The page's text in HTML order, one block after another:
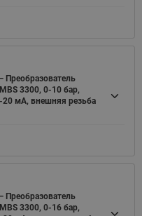
Преобразователь
3300, 0-10 бар,
мА, внешняя резьба
Преобразователь
3300, 0-16 бар,